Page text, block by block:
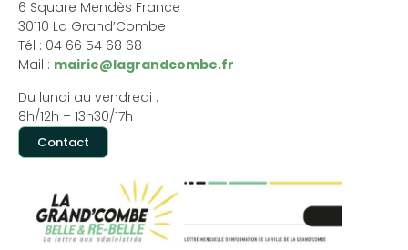
6 Square Mendès France
30110 La Grand’Combe
Tél : 04 66 54 68 68
Mail : mairie@lagrandcombe.fr
Du lundi au vendredi :
8h/12h – 13h30/17h
Contact